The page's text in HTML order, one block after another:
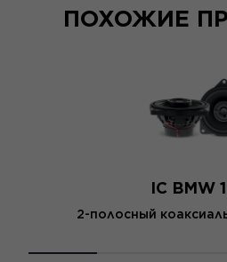
ПОХОЖИЕ
IC BMW
2-полосный